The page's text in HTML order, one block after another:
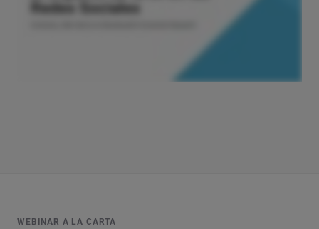
WEBINAR A LA CARTA